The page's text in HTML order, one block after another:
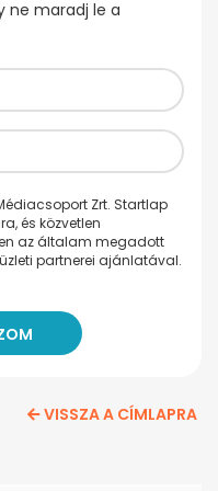
ne maradj le a
Zrt. Startlap
és közvetlen
az általam megadott
partnerei ajánlatával.
VISSZA A CÍMLAPRA